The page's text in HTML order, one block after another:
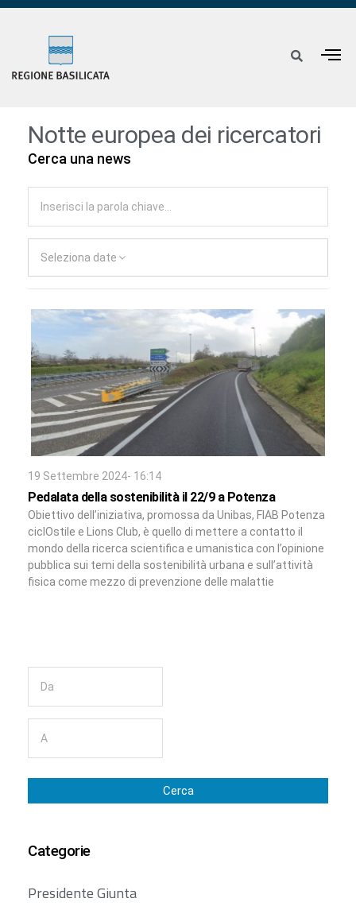
Notte europea dei ricercatori
Cerca una news
Seleziona date
19 Settembre 2024- 16:14
Pedalata della sostenibilità il 22/9 a Potenza
Obiettivo dell’iniziativa, promossa da Unibas, FIAB Potenza
ciclOstile e Lions Club, è quello di mettere a contatto il
mondo della ricerca scientifica e umanistica con l’opinione
pubblica sui temi della sostenibilità urbana e sull’attività
fisica come mezzo di prevenzione delle malattie
Cerca
Categorie
Presidente Giunta